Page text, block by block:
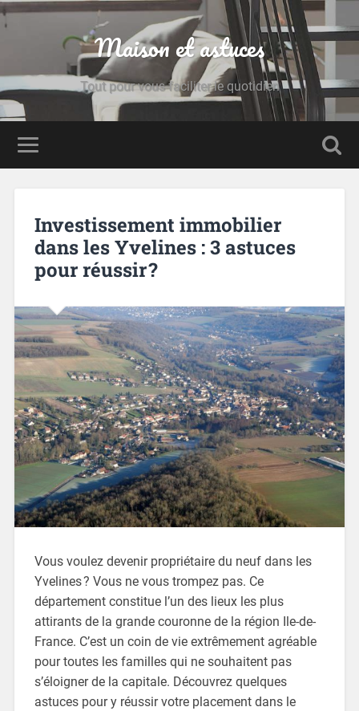
Maison et astuces
Tout pour vous faciliter le quotidien
Investissement immobilier
dans les Yvelines : 3 astuces
pour réussir ?
Vous voulez devenir propriétaire du neuf dans les
Yvelines ? Vous ne vous trompez pas. Ce
département constitue l’un des lieux les plus
attirants de la grande couronne de la région Ile-de-
France. C’est un coin de vie extrêmement agréable
pour toutes les familles qui ne souhaitent pas
s’éloigner de la capitale. Découvrez quelques
astuces pour y réussir votre placement dans le